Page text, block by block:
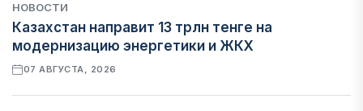
НОВОСТИ
Казахстан направит 13 трлн тенге на
модернизацию энергетики и ЖКХ
07 АВГУСТА, 2026